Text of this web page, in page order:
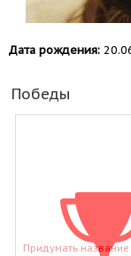
Дата рождения:
Победы
Придумать